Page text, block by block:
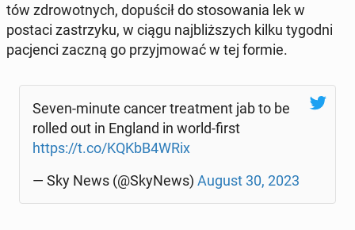
tów zdro­wot­nych, do­pu­ścił do sto­so­wa­nia lek w
postaci za­strzy­ku, w ciągu naj­bliż­szych kilku tygodni
pa­cjen­ci zaczną go przyj­mo­wać w tej formie.
Seven-minute cancer tre­at­ment jab to be
rolled out in England in world-first
https://t.co/KQKbB4WRix
— Sky News (@SkyNews) August 30, 2023